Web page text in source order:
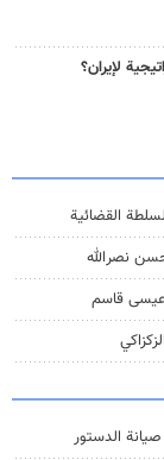
لإيران؟
القضائیة
نصرالله
قاسم
الدستور